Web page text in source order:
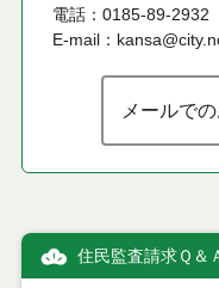
電話：0185-89-2932
E-mail：
メールで
住民監査請求Ｑ＆